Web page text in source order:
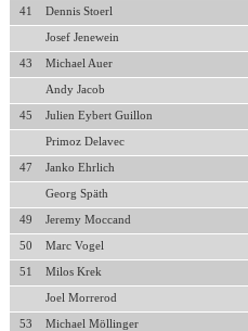
41 Dennis Stoerl
Josef Jenewein
43 Michael Auer
Andy Jacob
45 Julien Eybert Guillon
Primoz Delavec
47 Janko Ehrlich
Georg Späth
49 Jeremy Moccand
50 Marc Vogel
51 Milos Krek
Joel Morrerod
53 Michael Möllinger